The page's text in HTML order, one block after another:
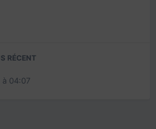
RÉCENT
à 04:07